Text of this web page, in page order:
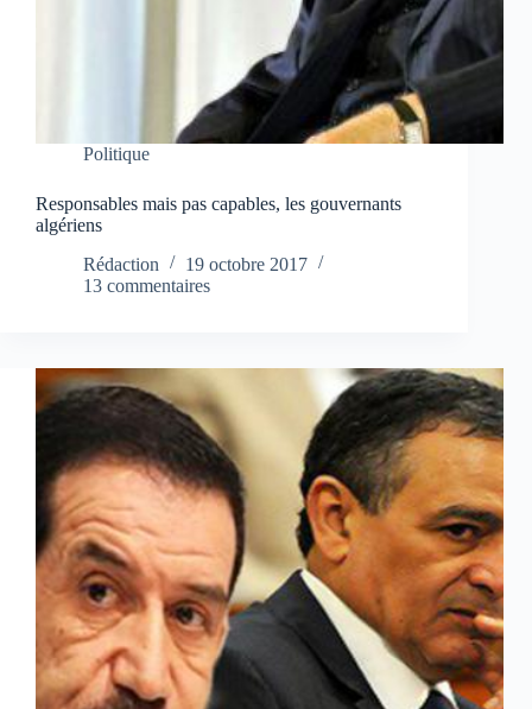
Politique
Responsables mais pas capables, les gouvernants
algériens
Rédaction
19 octobre 2017
13 commentaires